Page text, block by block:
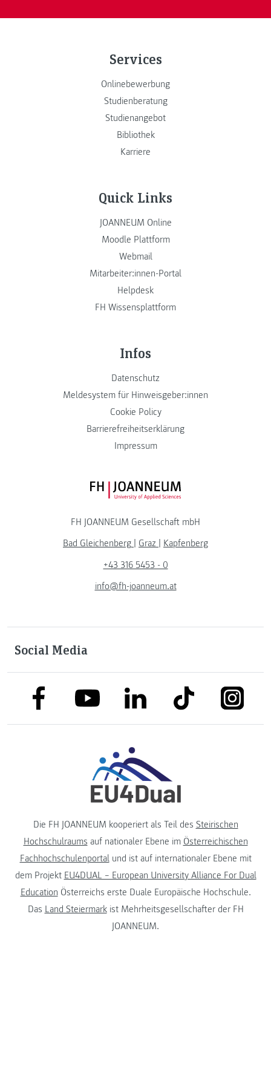
Services
Onlinebewerbung
Studienberatung
Studienangebot
Bibliothek
Karriere
Quick Links
JOANNEUM Online
Moodle Plattform
Webmail
Mitarbeiter:innen-Portal
Helpdesk
FH Wissensplattform
Infos
Datenschutz
Meldesystem für Hinweisgeber:innen
Cookie Policy
Barrierefreiheitserklärung
Impressum
FH JOANNEUM Logo
FH JOANNEUM Gesellschaft mbH
Bad Gleichenberg
Graz
Kapfenberg
+43 316 5453 - 0
info@fh-joanneum.at
Social Media
link to facebooklink to youtubelink to linkedinlink to tiktok
Die FH JOANNEUM kooperiert als Teil des Steirischen
Hochschulraums auf nationaler Ebene im Österreichischen
Fachhochschulenportalund ist auf internationaler Ebene mit
dem Projekt EU4DUAL – European University Alliance For Dual
Education Österreichs erste Duale Europäische Hochschule.
Das Land Steiermarkist Mehrheitsgesellschafter der FH
JOANNEUM.